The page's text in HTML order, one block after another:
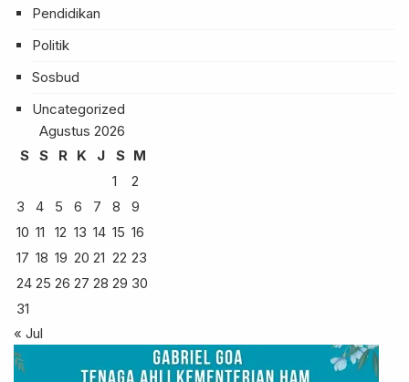
Pendidikan
Politik
Sosbud
Uncategorized
Agustus 2026
S
S R K J S M
1
2
3
4 5 6 7 8
9
10 11 12 13 14 15 16
17 18 19 20 21 22 23
24 25 26 27 28 29 30
31
« Jul